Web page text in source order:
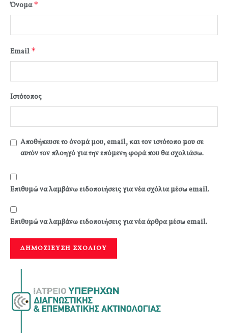
Όνομα*
Email *
Ιστότοπος
Αποθήκευσε το όνομά μου, email, και τον ιστότοπο μου σε
αυτόν τον πλοηγό για την επόμενη φορά που θα σχολιάσω.
Επιθυμώ να λαμβάνω ειδοποιήσεις για νέα σχόλια μέσω email.
Επιθυμώ να λαμβάνω ειδοποιήσεις για νέα άρθρα μέσω email.